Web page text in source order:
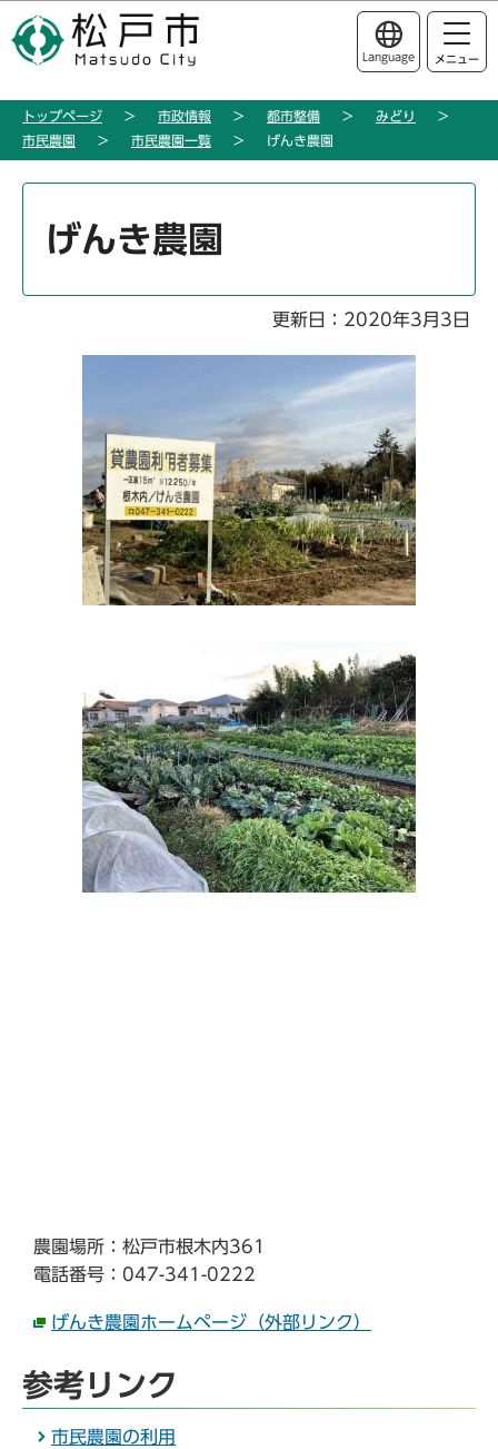
の
ー
このページの本文へ移動
Language メニュー
トップページ 市政情報 都市整備
みどり
市民農園
市民農園一覧 げんき農園
げんき農園
更新日：2020年3月3日
農園場所：松戸市根木内361
電話番号：047-341-0222
げんき農園ホームページ（外部リンク）
参考リンク
市民農園の利用